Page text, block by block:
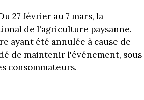
27 février au 7 mars, la
de l'agriculture paysanne.
ayant été annulée à cause de
de maintenir l'événement, sous
consommateurs.